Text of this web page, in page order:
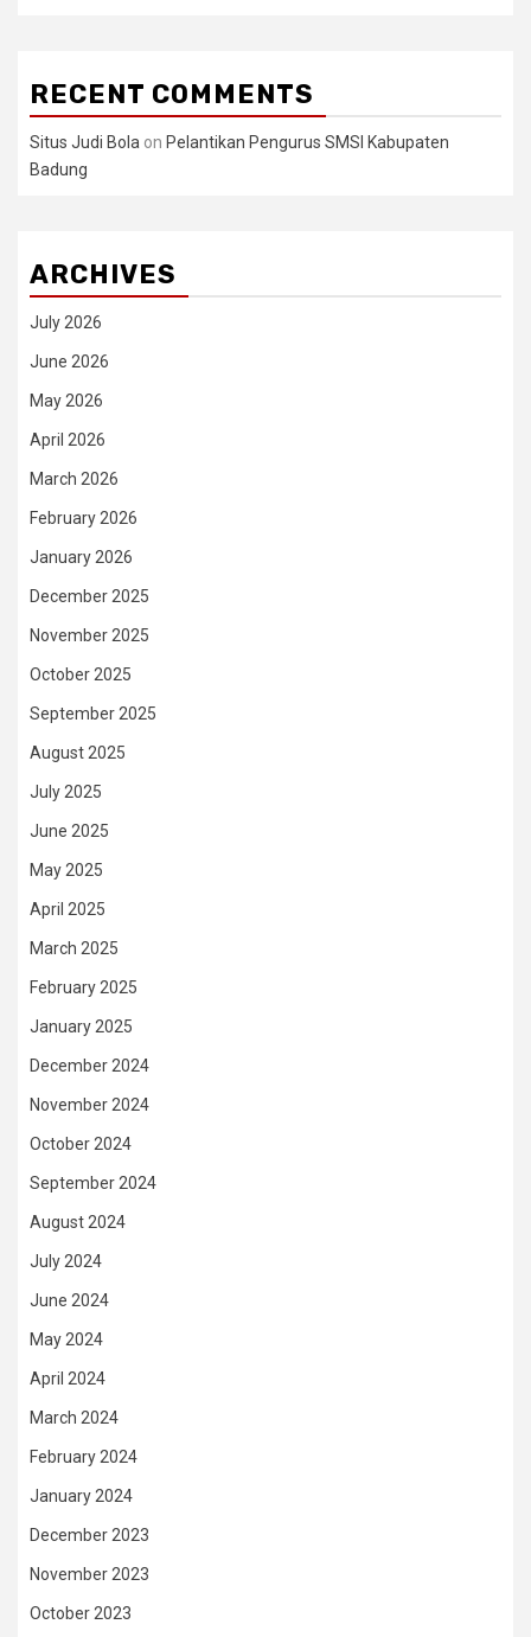
RECENT COMMENTS
Situs Judi Bola on Pelantikan Pengurus SMSI Kabupaten
Badung
ARCHIVES
July 2026
June 2026
May 2026
April 2026
March 2026
February 2026
January 2026
December 2025
November 2025
October 2025
September 2025
August 2025
July 2025
June 2025
May 2025
April 2025
March 2025
February 2025
January 2025
December 2024
November 2024
October 2024
September 2024
August 2024
July 2024
June 2024
May 2024
April 2024
March 2024
February 2024
January 2024
December 2023
November 2023
October 2023